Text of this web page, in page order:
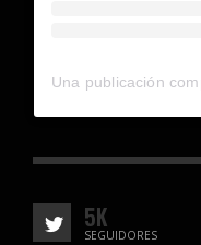
5K
SEGUIDORES